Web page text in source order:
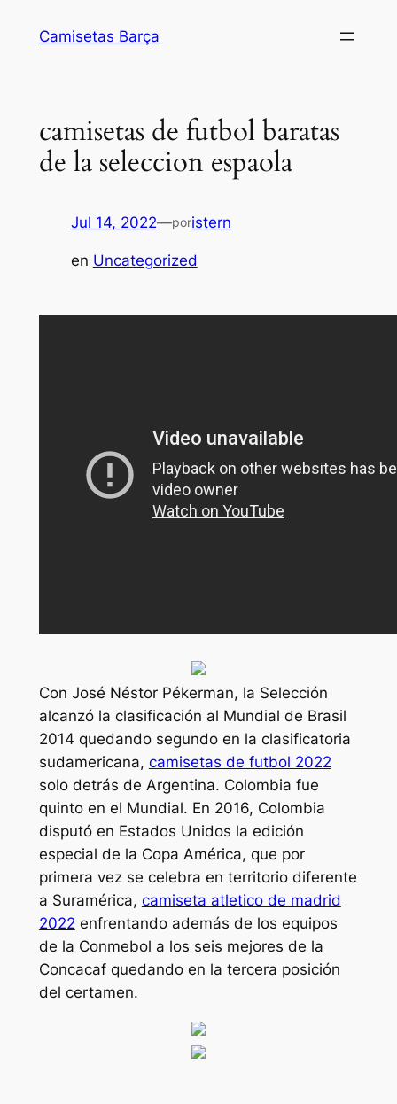
Camisetas Barça
camisetas de futbol baratas
de la seleccion espaola
Jul 14, 2022—poristern
en Uncategorized
Con José Néstor Pékerman, la Selección
alcanzó la clasificación al Mundial de Brasil
2014 quedando segundo en la clasificatoria
sudamericana, camisetas de futbol 2022
solo detrás de Argentina. Colombia fue
quinto en el Mundial. En 2016, Colombia
disputó en Estados Unidos la edición
especial de la Copa América, que por
primera vez se celebra en territorio diferente
a Suramérica, camiseta atletico de madrid
2022 enfrentando además de los equipos
de la Conmebol a los seis mejores de la
Concacaf quedando en la tercera posición
del certamen.